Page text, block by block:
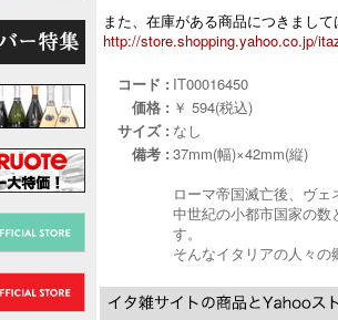
また、在庫がある商品につきまし
http://store.shopping.yahoo.co.jp/
コード : IT00016450
価格 : ￥ 594(税込)
サイズ : なし
備考 : 37mm(幅)×42mm(縦)
ローマ帝国滅亡後、ヴ
中世紀の小都市国家の
す。
そんなイタリアの人々